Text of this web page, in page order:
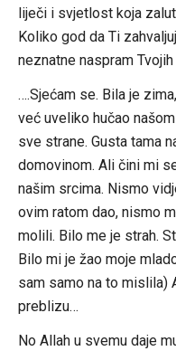
liječi i svjetlost koja
Koliko god da Ti
neznatne naspram
….Sjećam se. Bila je
već uveliko hučao
sve strane. Gusta tama
domovinom. Ali čini mi
našim srcima. Nismo
ovim ratom dao, nismo
molili. Bilo me je strah.
Bilo mi je žao moje
sam samo na to mislila)
preblizu…
No Allah u svemu daje